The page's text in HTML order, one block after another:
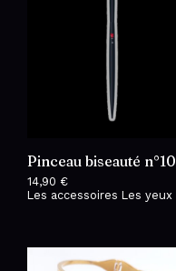
Pinceau biseauté n°10
14,90 €
Les accessoires Les yeux